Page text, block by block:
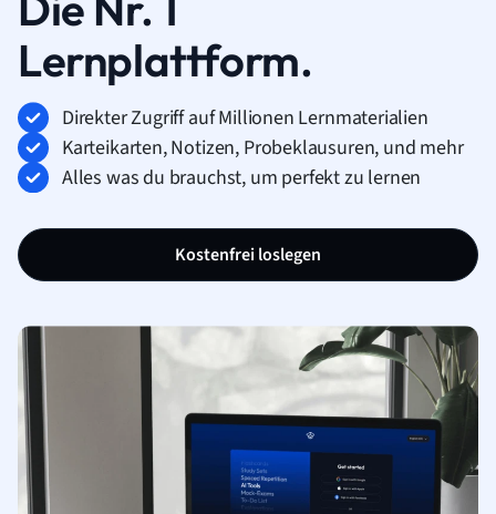
Lernplattform.
Direkter Zugriff auf Millionen Lernmaterialien
Karteikarten, Notizen, Probeklausuren, und mehr
Alles was du brauchst, um perfekt zu lernen
Kostenfrei loslegen